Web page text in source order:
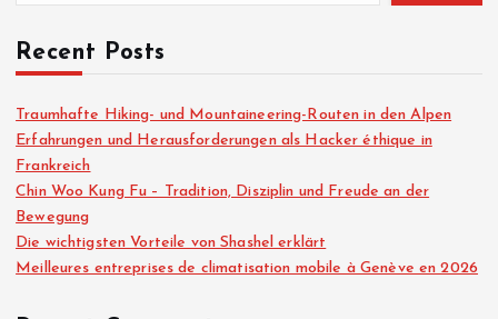
Recent Posts
Traumhafte Hiking- und Mountaineering-Routen in den Alpen
Erfahrungen und Herausforderungen als Hacker éthique in
Frankreich
Chin Woo Kung Fu – Tradition, Disziplin und Freude an der
Bewegung
Die wichtigsten Vorteile von Shashel erklärt
Meilleures entreprises de climatisation mobile à Genève en 2026